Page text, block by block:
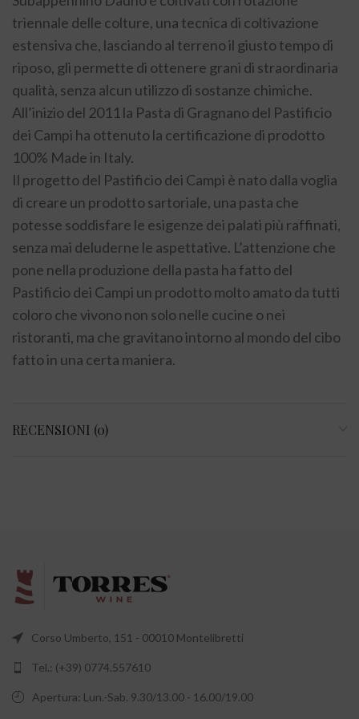
triennale delle colture, una tecnica di coltivazione
estensiva che, lasciando al terreno il giusto tempo di
riposo, gli permette di ottenere grani di straordinaria
qualità, senza alcun utilizzo di sostanze chimiche.
All’inizio del 2011 la Pasta di Gragnano del Pastificio
dei Campi ha ottenuto la certificazione di prodotto
100% Made in Italy.
Il progetto del Pastificio dei Campi è nato dalla voglia
di creare un prodotto sartoriale, una pasta che
potesse soddisfare le esigenze dei palati più raffinati,
senza mai deluderne le aspettative. L’attenzione che
pone nella produzione della pasta ha fatto del
Pastificio dei Campi un prodotto molto amato da tutti
coloro che vivono non solo nelle cucine o nei
ristoranti, ma che gravitano intorno al mondo del cibo
fatto in una certa maniera.
RECENSIONI (0)
Corso Umberto, 151 - 00010 Montelibretti
Tel.: (+39) 0774.557610
Apertura: Lun.-Sab. 9.30/13.00 - 16.00/19.00